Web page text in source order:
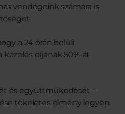
vendégeink számára is
a 24 órán belüli
kezelés díjának 50%-át
és együttműködését –
tökéletes élmény legyen.